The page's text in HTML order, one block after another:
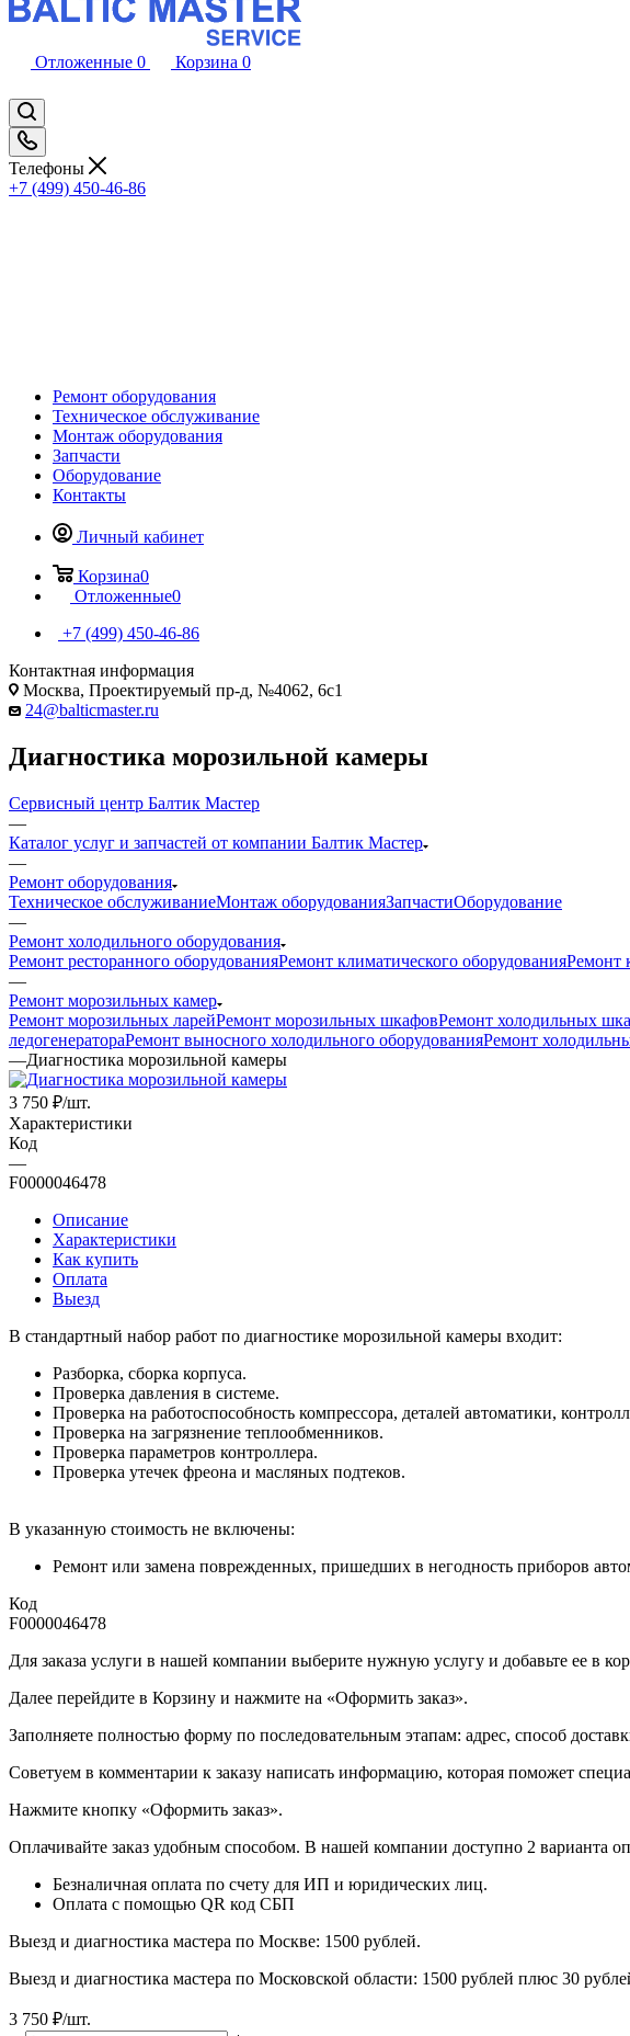
Отложенные 0 Корзина 0
Телефоны
+7 (499) 450-46-86
Ремонт оборудования
Техническое обслуживание
Монтаж оборудования
Запчасти
Оборудование
Контакты
Личный кабинет
Корзина0
Отложенные0
+7 (499) 450-46-86
Контактная информация
Москва, Проектируемый пр-д, №4062, 6с1
24@balticmaster.ru
Диагностика морозильной камеры
Сервисный центр Балтик Мастер
—
Каталог услуг и запчастей от компании Балтик Мастер
—
Ремонт оборудования
Техническое обслуживаниеМонтаж оборудованияЗапчастиОборудование
—
Ремонт холодильного оборудования
Ремонт ресторанного оборудованияРемонт климатического оборудованияРемонт
—
Ремонт морозильных камер
Ремонт морозильных ларейРемонт морозильных шкафовРемонт холодильных
ледогенератораРемонт выносного холодильного оборудованияРемонт
—Диагностика морозильной камеры
3 750 ₽/шт.
Характеристики
Код
—
F0000046478
Описание
Характеристики
Как купить
Оплата
Выезд
В стандартный набор работ по диагностике морозильной камеры входит:
Разборка, сборка корпуса.
Проверка давления в системе.
Проверка на работоспособность компрессора, деталей автоматики,
Проверка на загрязнение теплообменников.
Проверка параметров контроллера.
Проверка утечек фреона и масляных подтеков.
В указанную стоимость не включены:
Ремонт или замена поврежденных, пришедших в негодность приборов
Код
F0000046478
Для заказа услуги в нашей компании выберите нужную услугу и добавьте ее в
Далее перейдите в Корзину и нажмите на «Оформить заказ».
​​​​​​​Заполняете полностью форму по последовательным этапам: адрес, способ
​​​​​​​Советуем в комментарии к заказу написать информацию, которая поможет
​​​​​​​Нажмите кнопку «Оформить заказ».
Оплачивайте заказ удобным способом. В нашей компании доступно 2 варианта
Безналичная оплата по счету для ИП и юридических лиц.
Оплата с помощью QR код СБП
Выезд и диагностика мастера по Москве: 1500 рублей.
Выезд и диагностика мастера по Московской области: 1500 рублей плюс 30
3 750 ₽/шт.